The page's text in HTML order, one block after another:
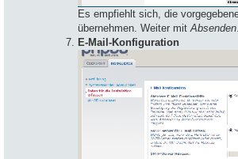
Es empfiehlt sich, die
übernehmen. Weiter mitAbsenden.
E-Mail-Konfiguration